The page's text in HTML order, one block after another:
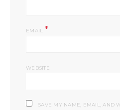
EMAIL *
WEBSITE
SAVE MY NAME, EMAIL, AND